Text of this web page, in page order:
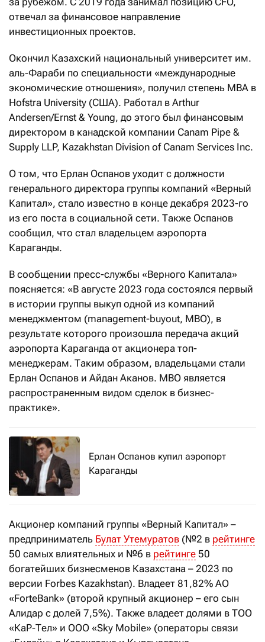
отвечал за финансовое направление
инвестиционных проектов.
Окончил Казахский национальный университет им.
аль-Фараби по специальности «международные
экономические отношения», получил степень MBA в
Hofstra University (США). Работал в Arthur
Andersen/Ernst & Young, до этого был финансовым
директором в канадской компании Canam Pipe &
Supply LLP, Kazakhstan Division of Canam Services Inc.
О том, что Ерлан Оспанов уходит с должности
генерального директора группы компаний «Верный
Капитал», стало известно в конце декабря 2023-го
из его поста в социальной сети. Также Оспанов
сообщил, что стал владельцем аэропорта
Караганды.
В сообщении пресс-службы «Верного Капитала»
поясняется: «В августе 2023 года состоялся первый
в истории группы выкуп одной из компаний
менеджментом (management-buyout, MBO), в
результате которого произошла передача акций
аэропорта Караганда от акционера топ-
менеджерам. Таким образом, владельцами стали
Ерлан Оспанов и Айдан Аканов. MBO является
распространенным видом сделок в бизнес-
практике».
Ерлан Оспанов купил аэропорт
Караганды
Акционер компаний группы «Верный Капитал» –
предприниматель Булат Утемуратов (№2 в рейтинге
50 самых влиятельных и №6 в рейтинге 50
богатейших бизнесменов Казахстана – 2023 по
версии Forbes Kazakhstan). Владеет 81,82% АО
«ForteBank» (второй крупный акционер – его сын
Алидар с долей 7,5%). Также владеет долями в ТОО
«КаР-Тел» и ООО «Sky Mobile» (операторы связи